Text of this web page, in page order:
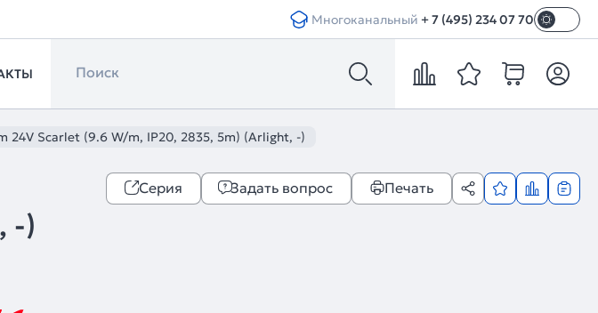
Многоканальный + 7 (495) 234 07 70
24V Scarlet (9.6 W/m, IP20, 2835, 5m) (Arlight, -)
-)
Серия Задать вопрос Печать